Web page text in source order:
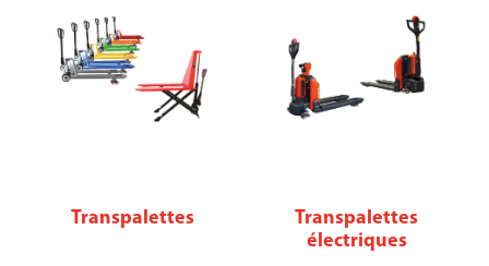
Transpalettes
Transpalettes
électriques